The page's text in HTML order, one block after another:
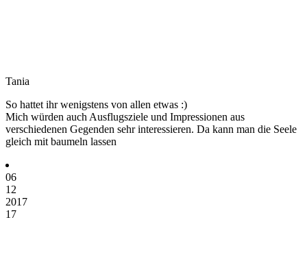
Tania
So hattet ihr wenigstens von allen etwas :)
Mich würden auch Ausflugsziele und Impressionen aus
verschiedenen Gegenden sehr interessieren. Da kann man die Seele
gleich mit baumeln lassen
06
12
2017
17